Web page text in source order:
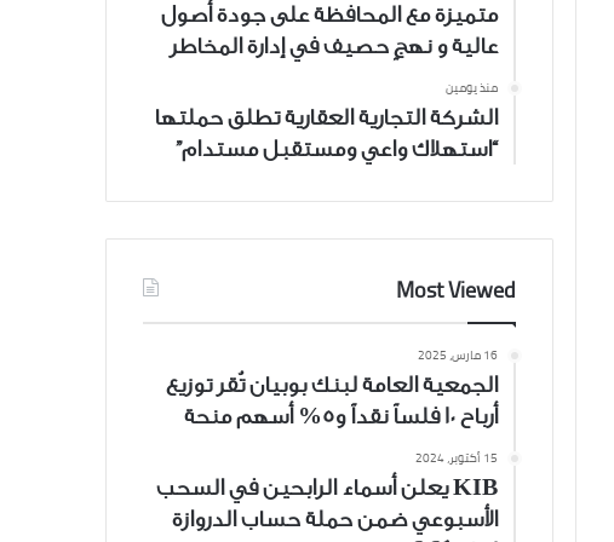
متميزة مع المحافظة على جودة أصول
عالية و نهجٍ حصيف في إدارة المخاطر
منذ يومين
الشركة التجارية العقارية تطلق حملتها
“استهلاك واعي ومستقبل مستدام”
Most Viewed
16 مارس، 2025
الجمعية العامة لبنك بوبيان تُقر توزيع
أرباح 10 فلساً نقداً و5% أسهم منحة
15 أكتوبر، 2024
KIB يعلن أسماء الرابحين في السحب
الأسبوعي ضمن حملة حساب الدروازة